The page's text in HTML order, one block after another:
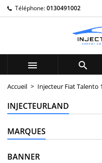
Téléphone:0130491002
 
Accueil Injecteur Fiat Talento
INJECTEURLAND
MARQUES
BANNER
My wishlists
((title))
Connexion
Vous devez être
d'envies.